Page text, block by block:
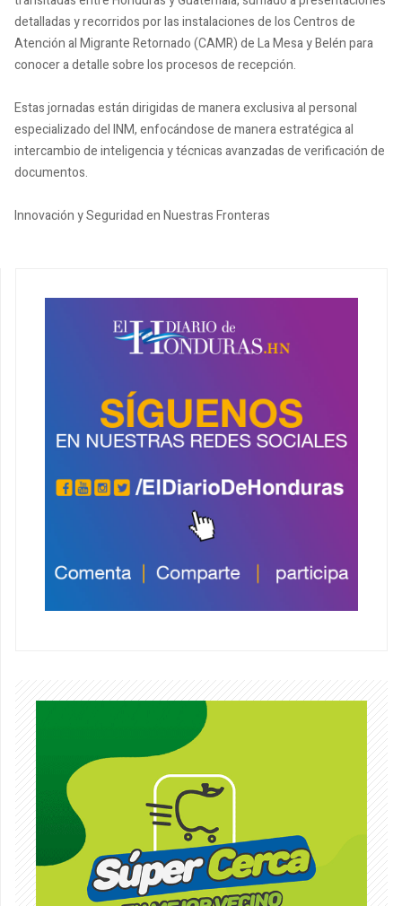
detalladas y recorridos por las instalaciones de los Centros de
Atención al Migrante Retornado (CAMR) de La Mesa y Belén para
conocer a detalle sobre los procesos de recepción.
Estas jornadas están dirigidas de manera exclusiva al personal
especializado del INM, enfocándose de manera estratégica al
intercambio de inteligencia y técnicas avanzadas de verificación de
documentos.
Innovación y Seguridad en Nuestras Fronteras